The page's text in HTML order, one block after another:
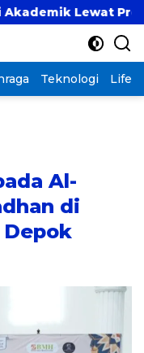
Program PKM
Teknologi
Al-
di